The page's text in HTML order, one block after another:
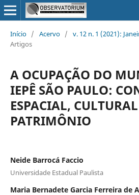
Início / Acervo / v. 12 n. 1 (2021):
Artigos
A OCUPAÇÃO DO
IEPÊ SÃO PAULO:
ESPACIAL,
PATRIMÔNIO
Neide Barrocá Faccio
Universidade Estadual Paulista
Maria Bernadete Garcia Ferreira de